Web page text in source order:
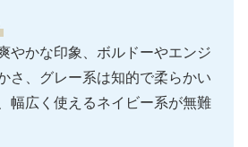
やかな印象、ボルドーやエンジ
さ、グレー系は知的で柔らかい
幅広く使えるネイビー系が無難